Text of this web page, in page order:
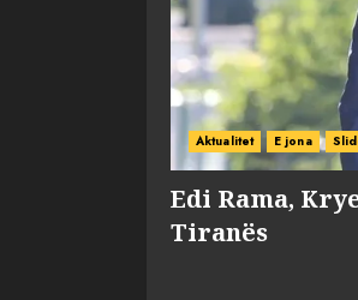
Aktualitet E jona
Edi Rama,
Tiranës